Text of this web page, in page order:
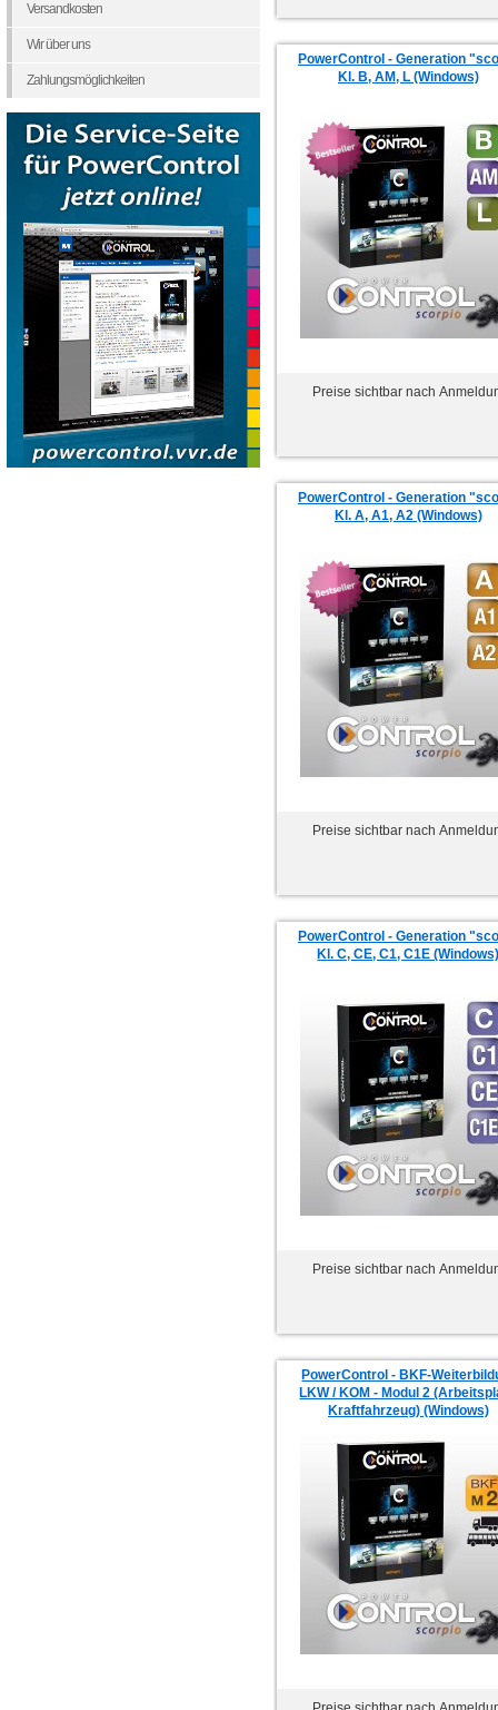
PowerControl - Generation
Kl. B, AM, L (Windows)
Preise sichtbar nach
PowerControl - Generation
Kl. A, A1, A2 (Windows)
Preise sichtbar nach
PowerControl - Generation
Kl. C, CE, C1, C1E
Preise sichtbar nach
PowerControl - BKF-
LKW / KOM - Modul 2
Kraftfahrzeug) (Windows)
Versandkosten
Wir über uns
Zahlungsmöglichkeiten